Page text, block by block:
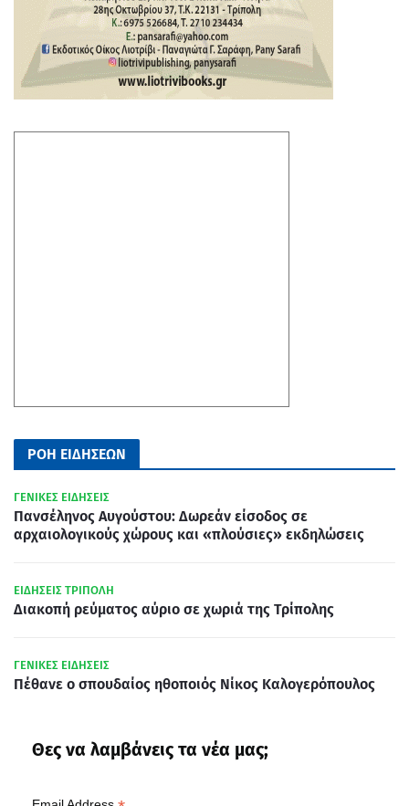
ΡΟΗ ΕΙΔΗΣΕΩΝ
ΓΕΝΙΚΕΣ ΕΙΔΗΣΕΙΣ
Πανσέληνος Αυγούστου: Δωρεάν είσοδος σε
αρχαιολογικούς χώρους και «πλούσιες» εκδηλώσεις
ΕΙΔΗΣΕΙΣ ΤΡΙΠΟΛΗ
Διακοπή ρεύματος αύριο σε χωριά της Τρίπολης
ΓΕΝΙΚΕΣ ΕΙΔΗΣΕΙΣ
Πέθανε ο σπουδαίος ηθοποιός Νίκος Καλογερόπουλος
Θες να λαμβάνεις τα νέα μας;